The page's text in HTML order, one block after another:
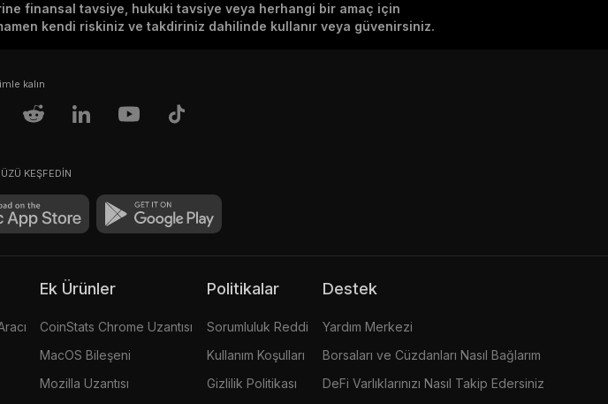
finansal tavsiye, hukuki tavsiye veya herhangi bir amaç için
kendi riskiniz ve takdiriniz dahilinde kullanır veya güvenirsiniz.
kalın
KEŞFEDİN
Ek Ürünler
CoinStats Chrome Uzantısı
MacOS Bileşeni
Mozilla Uzantısı
Politikalar
Sorumluluk Reddi
Kullanım Koşulları
Gizlilik Politikası
Destek
Yardım Merkezi
Borsaları ve Cüzdanları Nasıl Bağlarım
DeFi Varlıklarınızı Nasıl Takip Edersiniz